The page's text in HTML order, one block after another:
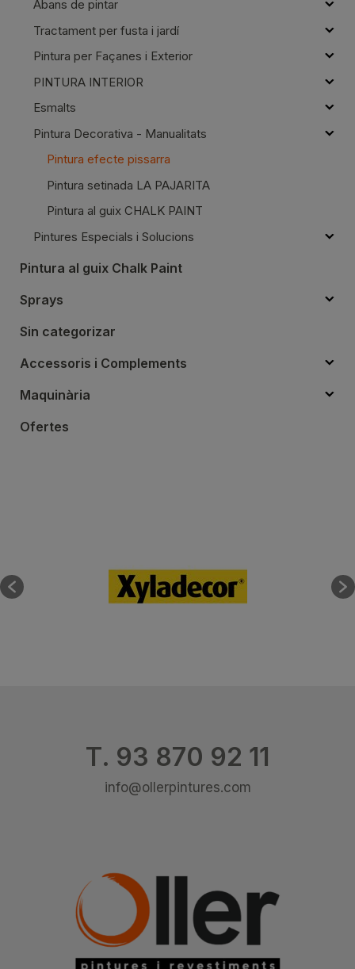
Abans de pintar
Tractament per fusta i jardí
Pintura per Façanes i Exterior
PINTURA INTERIOR
Esmalts
Pintura Decorativa - Manualitats
Pintura efecte pissarra
Pintura setinada LA PAJARITA
Pintura al guix CHALK PAINT
Pintures Especials i Solucions
Pintura al guix Chalk Paint
Sprays
Sin categorizar
Accessoris i Complements
Maquinària
Ofertes
T. 93 870 92 11
info@ollerpintures.com